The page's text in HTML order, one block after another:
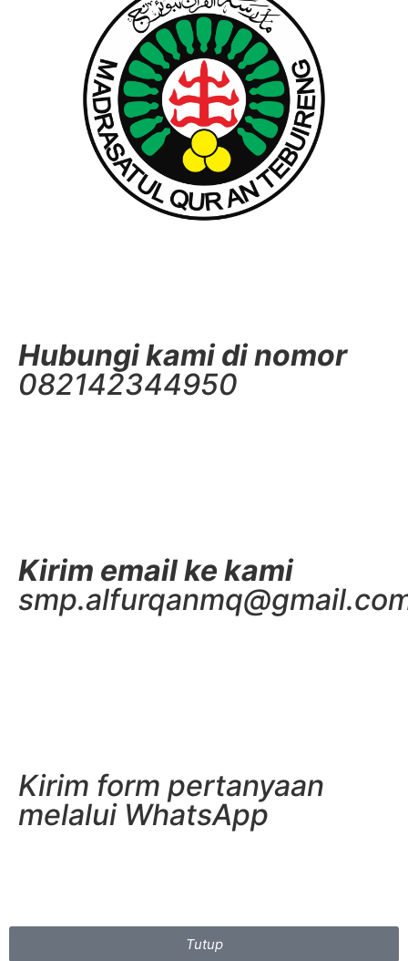
Hubungi kami di nomor
082142344950
Kirim email ke kami
Kirim form pertanyaan
melalui WhatsApp
Tutup